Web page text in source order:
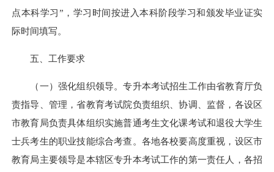
点本科学习”，学习时间按进入本科阶段学习和颁发毕业证实
际时间填写。
五、工作要求
（一）强化组织领导。专升本考试招生工作由省教育厅负
责指导、管理，省教育考试院负责组织、协调、监督，各设区
市教育局负责具体组织实施普通考生文化课考试和退役大学生
士兵考生的职业技能综合考查。各地各校要高度重视，设区市
教育局主要领导是本辖区专升本考试工作的第一责任人，各招